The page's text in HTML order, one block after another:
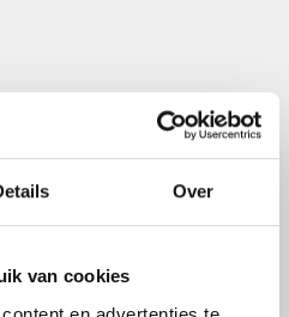
Over
van cookies
& Campers
65